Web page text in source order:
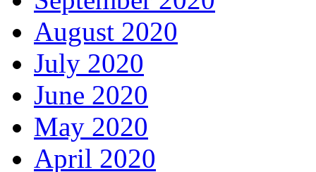
August 2020
July 2020
June 2020
May 2020
April 2020